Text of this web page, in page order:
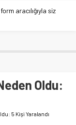
aracılığıyla siz
Oldu:
5 Kişi Yaralandı